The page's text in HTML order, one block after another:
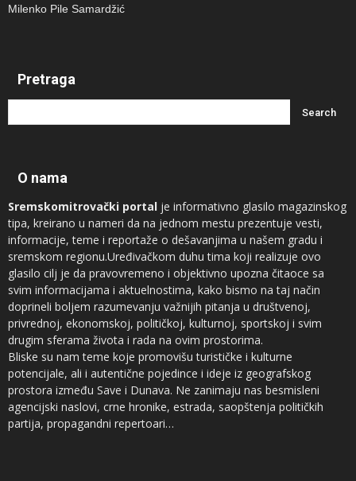
Milenko Pile Samardžić
Pretraga
O nama
Sremskomitrovački portal je informativno glasilo magazinskog
tipa, kreirano u nameri da na jednom mestu prezentuje vesti,
informacije, teme i reportaže o dešavanjima u našem gradu i
sremskom regionu.Uređivačkom duhu tima koji realizuje ovo
glasilo cilj je da pravovremeno i objektivno upozna čitaoce sa
svim informacijama i aktuelnostima, kako bismo na taj način
doprineli boljem razumevanju važnijih pitanja u društvenoj,
privrednoj, ekonomskoj, političkoj, kulturnoj, sportskoj i svim
drugim sferama života i rada na ovim prostorima.
Bliske su nam teme koje promovišu turističke i kulturne
potencijale, ali i autentične pojedince i ideje iz geografskog
prostora između Save i Dunava. Ne zanimaju nas besmisleni
agencijski naslovi, crne hronike, estrada, saopštenja političkih
partija, propagandni repertoari…